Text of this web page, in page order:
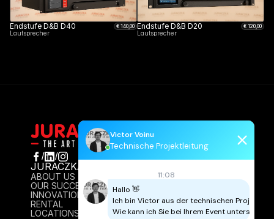
Endstufe D&B D40 € 140 ,00
Lautsprecher
Endstufe D&B D20 € 120 ,00
Lautsprecher
/ /
JURACZKA
ABOUT US
OUR SUCCESS
INNOVATION
RENTAL
LOCATIONS
IMPRESSUM
DATENSCHUTZ
CONTACT
Victor Voinu
Technische Projektleitung
11:08
Hallo 👋
Ich bin Victor aus der technischen
Wie kann ich Sie bei Ihrem Event